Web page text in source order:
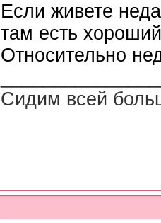
Если живете
там есть
Относительно
Сидим всей